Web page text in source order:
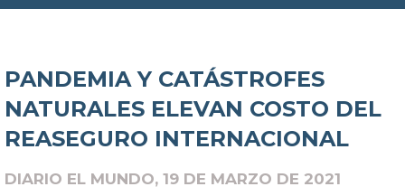
PANDEMIA Y CATÁSTROFES
NATURALES ELEVAN COSTO DEL
REASEGURO INTERNACIONAL
DIARIO EL MUNDO, 19 DE MARZO DE 2021